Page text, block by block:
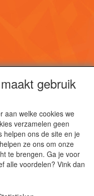
folies, buizen
en
gebruik
aan welke cookies we
verzamelen geen
helpen ons de site en je
ze ons om onze
te brengen. Ga je voor
alle voordelen? Vink dan